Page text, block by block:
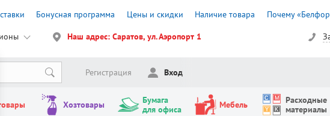
Бонусная программа Цены и скидки Наличие товара Почему
Наш адрес: Саратов, ул. Аэропорт 1
Регистрация Вход
Хозтовары
Бумага
для офиса
Мебель
Расходные
материалы